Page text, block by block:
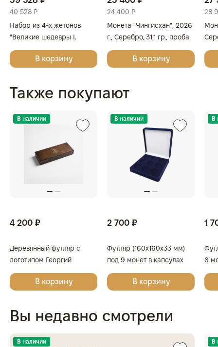
40 528 ₽
Набор из 4-х жетонов
"Великие шедевры I.
Леонардо да Винчи,
Сандро Боттичелли,
62,2 гр., проба 999,
В корзину
24 400 ₽
Монета "Чингисхан", 2026
г., Серебро, 31,1 гр., проба
999.9, МОНГОЛИЯ
В корзину
28
Также покупают
В наличии
4 200 ₽
Деревянный футляр с
логотипом Георгий
Победоносец для 4 монет
в капсулахВ корзину
В наличии
2 700 ₽
Футляр (160x160x33 мм)
под 9 монет в капсулах
(диаметр 44 мм), светло-
бордовыйВ корзину
В
1
6
Вы недавно смотрели
В наличии В